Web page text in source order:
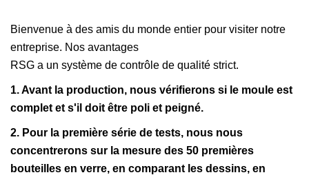
Bienvenue à des amis du monde entier pour visiter notre
entreprise. Nos avantages
RSG a un système de contrôle de qualité strict.
1. Avant la production, nous vérifierons si le moule est
complet et s'il doit être poli et peigné.
2. Pour la première série de tests, nous nous
concentrerons sur la mesure des 50 premières
bouteilles en verre, en comparant les dessins, en